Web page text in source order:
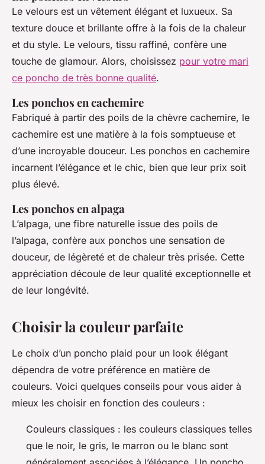
Le velours est un vêtement élégant et luxueux. Sa
texture douce et brillante offre à la fois de la chaleur
et du style. Le velours, tissu raffiné, confère une
touche de glamour. Alors, choisissez pour votre mari
ce poncho de très bonne qualité.
Les ponchos en cachemire
Fabriqué à partir des poils de la chèvre cachemire, le
cachemire est une matière à la fois somptueuse et
d’une incroyable douceur. Les ponchos en cachemire
incarnent l’élégance et le chic, bien que leur prix soit
plus élevé.
Les ponchos en alpaga
L’alpaga, une fibre naturelle issue des poils de
l’alpaga, confère aux ponchos une sensation de
douceur, de légèreté et de chaleur très prisée. Cette
appréciation découle de leur qualité exceptionnelle et
de leur longévité.
Choisir la couleur parfaite
Le choix d’un poncho plaid pour un look élégant
dépendra de votre préférence en matière de
couleurs. Voici quelques conseils pour vous aider à
mieux les choisir en fonction des couleurs :
Couleurs classiques : les couleurs classiques telles
que le noir, le gris, le marron ou le blanc sont